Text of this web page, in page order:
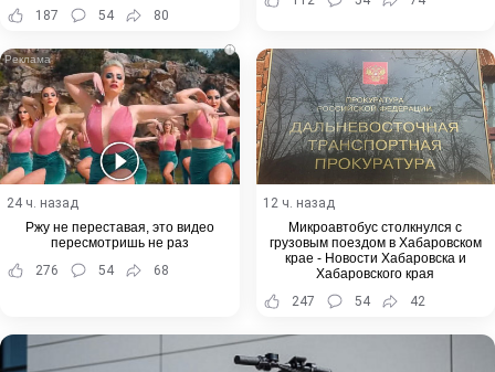
187
54 80
i
24 ч. назад
Ржу не переставая, это видео
пересмотришь не раз
276
54 68
12 ч. назад
Микроавтобус столкнулся с
грузовым поездом в Хабаровском
крае - Новости Хабаровска и
Хабаровского края
247
54 42